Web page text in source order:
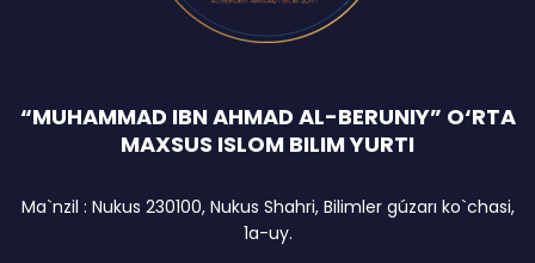
“MUHAMMAD IBN AHMAD AL-BERUNIY” O‘RTA
MAXSUS ISLOM BILIM YURTI
Ma`nzil : Nukus 230100, Nukus Shahri, Bilimler gúzarı ko`chasi,
1a-uy.